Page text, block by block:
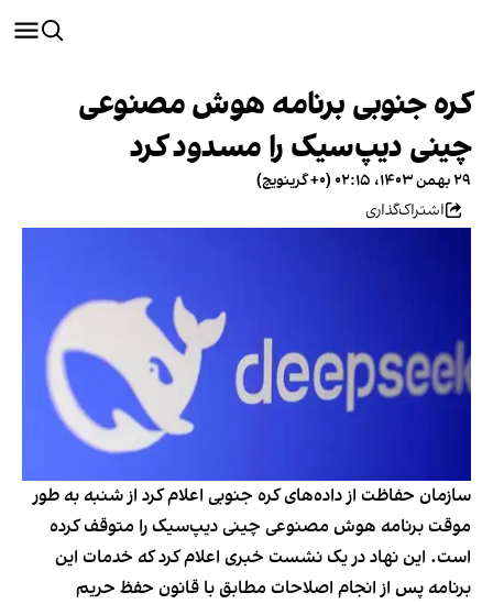
کره جنوبی برنامه هوش مصنوعی
چینی دیپ‌سیک را مسدود کرد
۲۹ بهمن ۱۴۰۳، ۰۲:۱۵ (‎+۰ گرینویچ)
اشتراک‌گذاری
سازمان حفاظت از داده‌های کره جنوبی اعلام کرد از شنبه به طور
موقت برنامه هوش مصنوعی چینی دیپ‌سیک را متوقف کرده
است. این نهاد در یک نشست خبری اعلام کرد که خدمات این
برنامه پس از انجام اصلاحات مطابق با قانون حفظ حریم